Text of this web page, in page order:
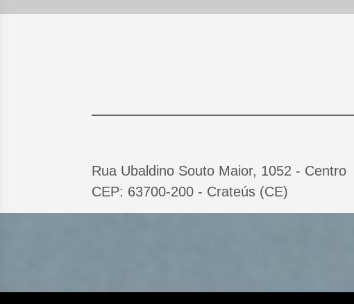
Rua Ubaldino Souto Maior, 1052 - Centro
CEP: 63700-200 - Crateús (CE)